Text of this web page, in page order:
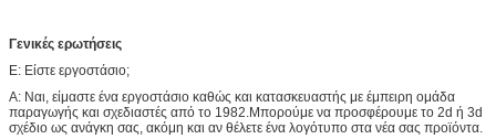
Γενικές ερωτήσεις
Ε: Είστε εργοστάσιο;
Α: Ναι, είμαστε ένα εργοστάσιο καθώς και κατασκευαστής με έμπειρη ομάδα
παραγωγής και σχεδιαστές από το 1982.Μπορούμε να προσφέρουμε το 2d ή 3d
σχέδιο ως ανάγκη σας, ακόμη και αν θέλετε ένα λογότυπο στα νέα σας προϊόντα.